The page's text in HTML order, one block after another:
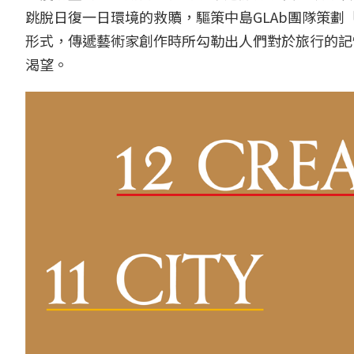
跳脫日復一日環境的救贖，驅策中島GLAb團隊策
形式，傳遞藝術家創作時所勾勒出⼈們對於旅⾏的
渴望。